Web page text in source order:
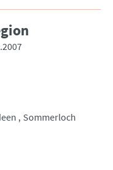
Sommerloch